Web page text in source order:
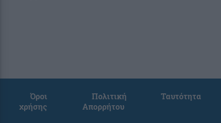
Όροι
χρήσης
Πολιτική
Απορρήτου
Ταυτότητα